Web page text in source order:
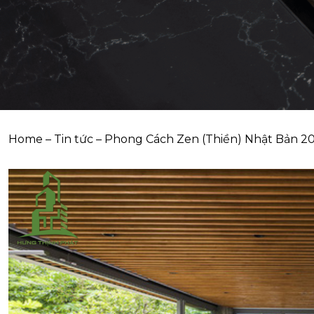
Home – Tin tức – Phong Cách Zen (Thiền) Nhật Bản